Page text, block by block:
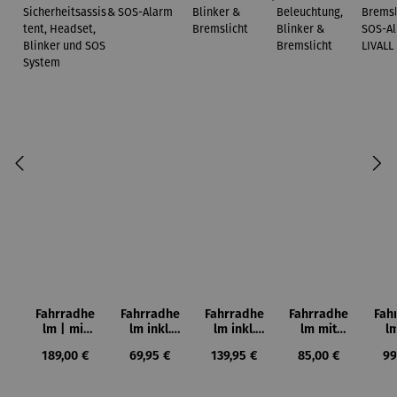
Fahrradhe
lm | mit
sassistent,
Regulärer Preis:
189,00 €
Fahrradhe
lm inkl.
t & SOS-
Regulärer Preis:
69,95 €
Fahrradhe
lm inkl.
Alarm,
Regulärer Preis:
139,95 €
Fahrradhe
lm mit
ng,
Regulärer Preis:
85,00 €